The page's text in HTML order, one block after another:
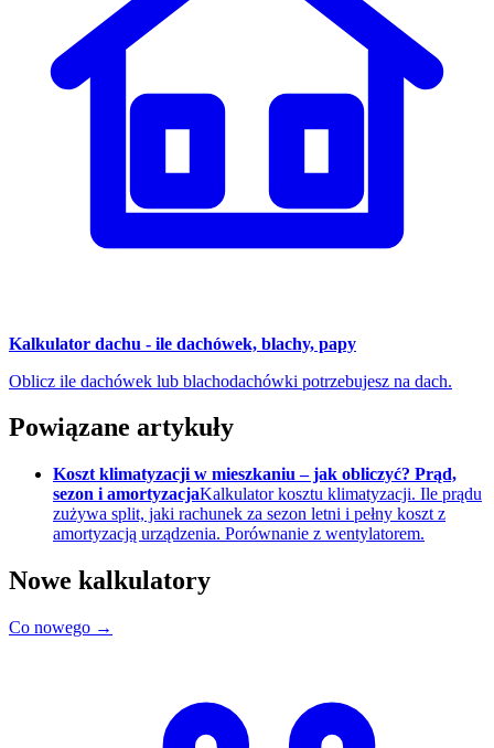
Kalkulator dachu - ile dachówek, blachy, papy
Oblicz ile dachówek lub blachodachówki potrzebujesz na dach.
Powiązane artykuły
Koszt klimatyzacji w mieszkaniu – jak obliczyć? Prąd,
sezon i amortyzacjaKalkulator kosztu klimatyzacji. Ile prądu
zużywa split, jaki rachunek za sezon letni i pełny koszt z
amortyzacją urządzenia. Porównanie z wentylatorem.
Nowe kalkulatory
Co nowego →